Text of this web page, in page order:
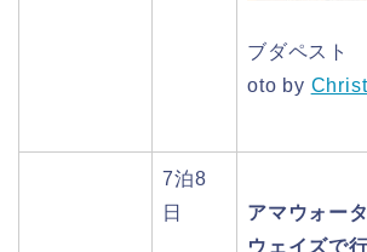
ブダペスト
oto by
7泊8
日
アマウォー
ウェイズで